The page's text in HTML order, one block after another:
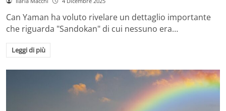
Can Yaman ha voluto rivelare un dettaglio importante
che riguarda "Sandokan" di cui nessuno era…
Leggi di più